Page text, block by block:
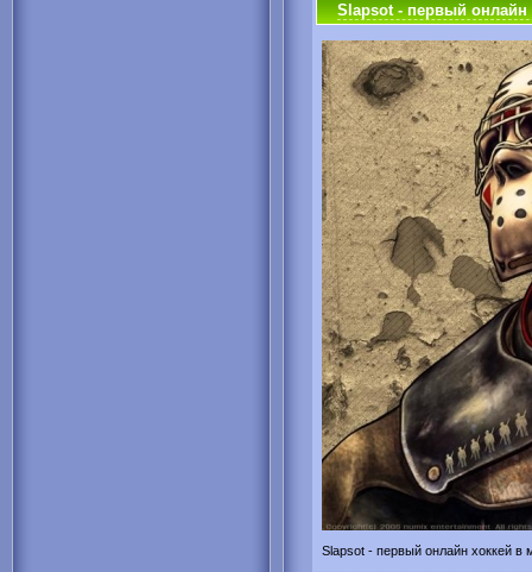
Slapsot - первый онлайн
Slapsot - первый онлайн хоккей